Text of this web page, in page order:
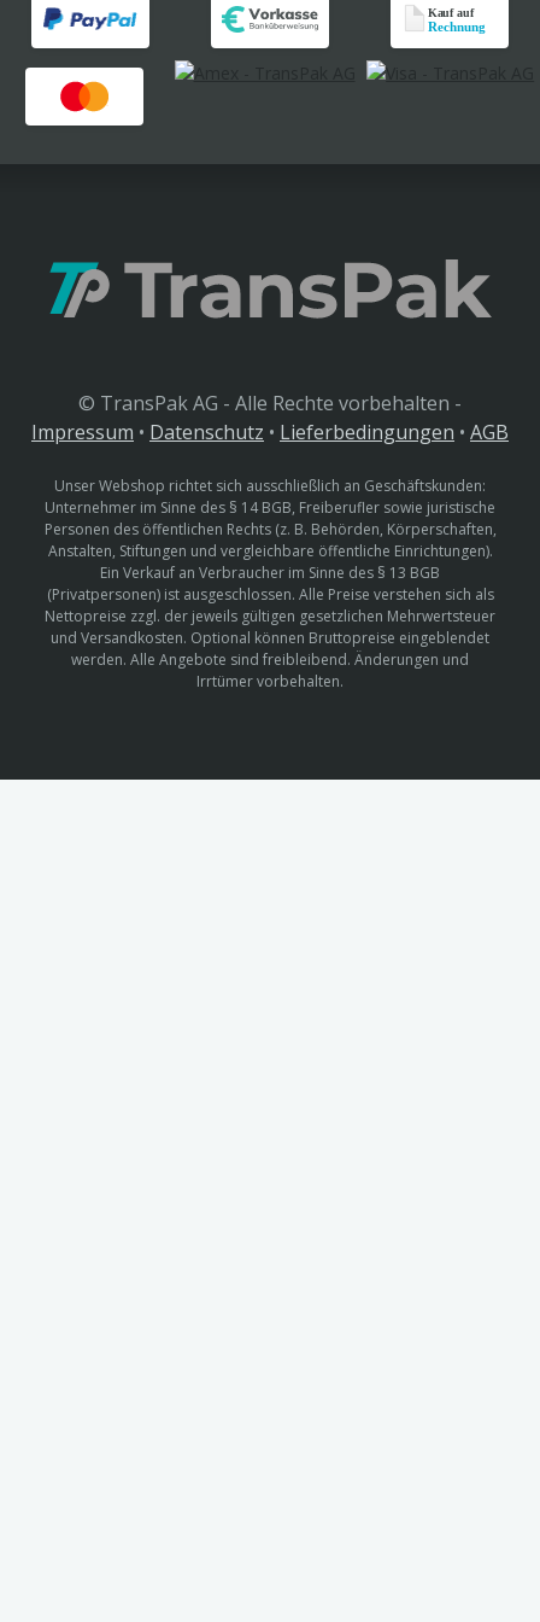
© TransPak AG - Alle Rechte vorbehalten -
Impressum • Datenschutz • Lieferbedingungen • AGB
Unser Webshop richtet sich ausschließlich an Geschäftskunden:
Unternehmer im Sinne des § 14 BGB, Freiberufler sowie juristische
Personen des öffentlichen Rechts (z. B. Behörden, Körperschaften,
Anstalten, Stiftungen und vergleichbare öffentliche Einrichtungen).
Ein Verkauf an Verbraucher im Sinne des § 13 BGB
(Privatpersonen) ist ausgeschlossen. Alle Preise verstehen sich als
Nettopreise zzgl. der jeweils gültigen gesetzlichen Mehrwertsteuer
und Versandkosten. Optional können Bruttopreise eingeblendet
werden. Alle Angebote sind freibleibend. Änderungen und
Irrtümer vorbehalten.